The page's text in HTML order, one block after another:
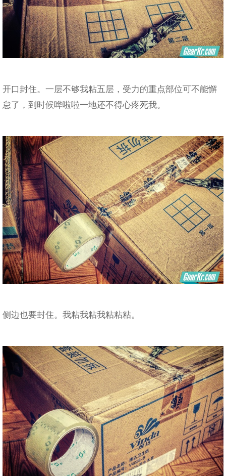
开口封住。一层不够我粘五层，受力的重点部位可不能懈
怠了，到时候哗啦啦一地还不得心疼死我。
侧边也要封住。我粘我粘我粘粘粘。